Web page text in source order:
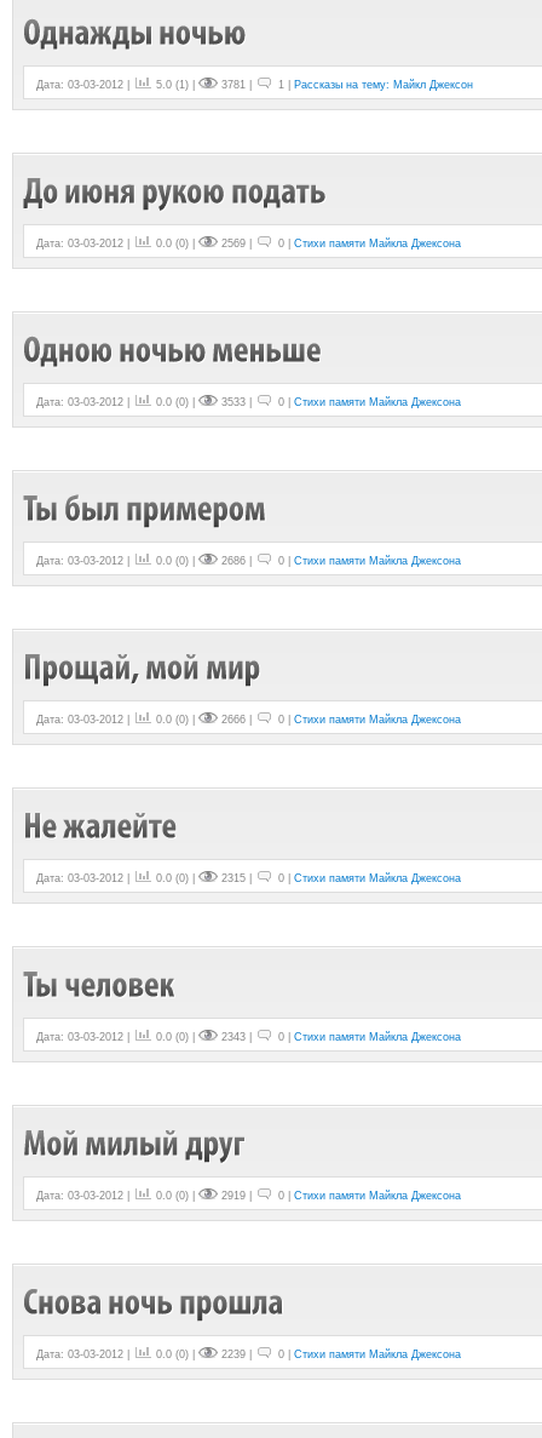
Дата: 03-03-2012 | 5.0 (1) | 3781 | 1 | Рассказы на тему: Майкл Джексон
Дата: 03-03-2012 | 0.0 (0) | 2569 | 0 | Стихи памяти Майкла Джексона
Дата: 03-03-2012 | 0.0 (0) | 3533 | 0 | Стихи памяти Майкла Джексона
Дата: 03-03-2012 | 0.0 (0) | 2686 | 0 | Стихи памяти Майкла Джексона
Дата: 03-03-2012 | 0.0 (0) | 2666 | 0 | Стихи памяти Майкла Джексона
Дата: 03-03-2012 | 0.0 (0) | 2315 | 0 | Стихи памяти Майкла Джексона
Дата: 03-03-2012 | 0.0 (0) | 2343 | 0 | Стихи памяти Майкла Джексона
Дата: 03-03-2012 | 0.0 (0) | 2919 | 0 | Стихи памяти Майкла Джексона
Дата: 03-03-2012 | 0.0 (0) | 2239 | 0 | Стихи памяти Майкла Джексона